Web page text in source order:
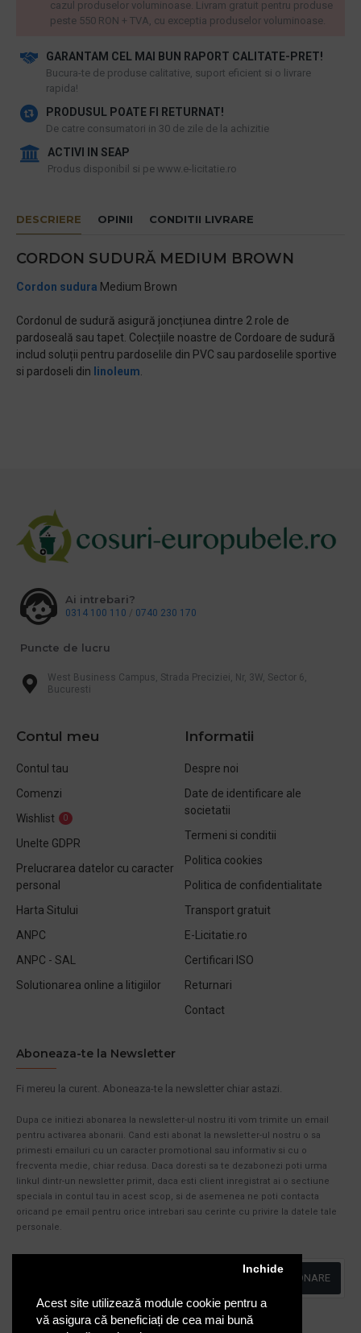
Acest site utilizează module cookie pentru a
vă asigura că beneficiați de cea mai bună
Inchide
GARANTAM CEL MAI BUN RAPORT CALITATE-PRET!
​Bucura-te de produse calitative, suport eficient si o livrare
rapida!
PRODUSUL POATE FI RETURNAT!
De catre consumatori in 30 de zile de la achizitie
ACTIVI IN SEAP
Produs disponibil si pe www.e-licitatie.ro
cazul produselor voluminoase. Livram gratuit pentru produse
peste 550 RON + TVA, cu exceptia produselor voluminoase.
DESCRIERE OPINII CONDITII LIVRARE
CORDON SUDURĂ MEDIUM BROWN
Cordon sudura Medium Brown
Cordonul de sudură asigură joncțiunea dintre 2 role de
pardoseală sau tapet. Colecțiile noastre de Cordoare de sudură
includ soluții pentru pardoselile din PVC sau pardoselile sportive
si pardoseli din linoleum
Ai intrebari?
0314 100 110 / 0740 230 170
Puncte de lucru
West Business Campus, Strada Preciziei, Nr, 3W, Sector 6,
Bucuresti
Contul meu
Contul tau
Comenzi
Wishlist
0
Unelte GDPR
Prelucrarea datelor cu caracter
personal
Harta Sitului
ANPC
ANPC - SAL
Solutionarea online a litigiilor
Informatii
Despre noi
Date de identificare ale
societatii
Termeni si conditii
Politica cookies
Politica de confidentialitate
Transport gratuit
E-Licitatie.ro
Certificari ISO
Returnari
Contact
Aboneaza-te la Newsletter
Fi mereu la curent. Aboneaza-te la newsletter chiar astazi.
Dupa ce initiezi abonarea la newsletter-ul nostru iti vom trimite un email
pentru activarea abonarii. Cand esti abonat la newsletter-ul nostru o sa
primesti emailuri cu un caracter promotional sau informativ si cu o
frecventa medie, chiar redusa. Daca doresti sa te dezabonezi poti urma
linkul dintr-un newsletter primit, daca esti client inregistrat ai o sectiune
speciala in contul tau in acest scop, si de asemenea ne poti contacta
oricand pe email pentru orice intrebari sau cerinte cu privire la datele tale
personale.
ABONARE
Am citit şi sunt de acord cu Politica de Confidentialitate